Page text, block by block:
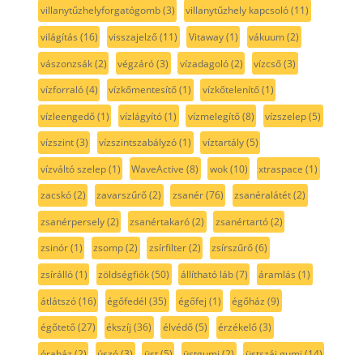
villanytűzhelyforgatógomb(3) villanytűzhely kapcsoló(11)
világítás (16) visszajelző(11) Vitaway(1) vákuum(2)
vászonzsák(2) végzáró(3) vízadagoló(2) vízcső(3)
vízforraló(4) vízkőmentesítő(1) vízkőtelenítő(1)
vízleengedő(1) vízlágyító(1) vízmelegítő(8) vízszelep(5)
vízszint(3) vízszintszabályzó(1) víztartály(5)
vízváltó szelep(1) WaveActive (8) wok(10) xtraspace (1)
zacskó(2) zavarszűrő(2) zsanér(76) zsanéralátét(2)
zsanérpersely(2) zsanértakaró(2) zsanértartó(2)
zsinór(1) zsomp(2) zsírfilter(2) zsírszűrő(6)
zsírálló(1) zöldségfiók(50) állítható láb(7) áramlás (1)
átlátszó(16) égőfedél (35) égőfej (1) égőház (9)
égőtető(27) ékszíj (36) élvédő(5) érzékelő(3)